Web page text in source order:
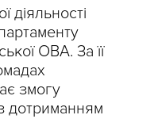
діяльності
ОВА. За її
змогу
дотриманням